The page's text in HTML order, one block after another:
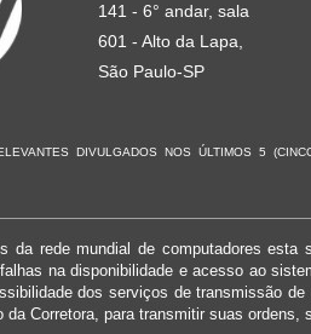
141 - 6° andar, sala
601 - Alto da Lapa,
São Paulo-SP
DIVULGADOS NOS ÚLTIMOS 5
da rede mundial de computadores
na disponibilidade e acesso ao
dos serviços de transmissão
da Corretora, para transmitir suas ordens,